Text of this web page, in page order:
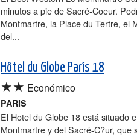
minutos a pie de Sacré-Coeur.
Montmartre, la Place du Tertre, el
del...
Hôtel du Globe París 18
★★ Económico
PARIS
El Hotel du Globe 18 está situado
Montmartre y del Sacré-C?ur, que